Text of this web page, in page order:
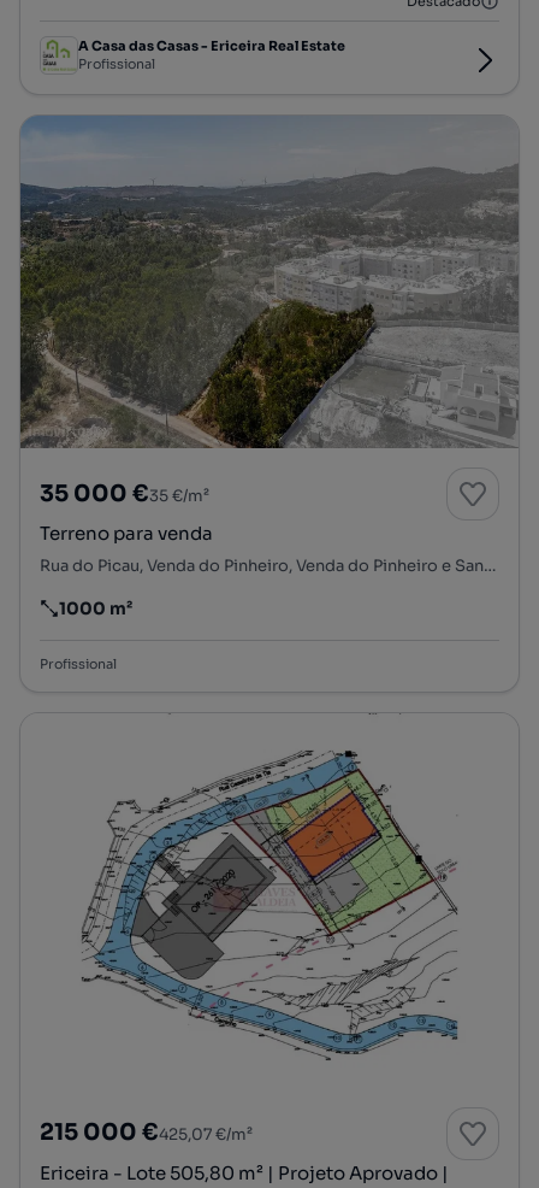
A Casa das Casas - Ericeira Real Estate
Profissional
35 000 €35 €/m²
Terreno para venda
Rua do Picau, Venda do Pinheiro, Venda do Pinheiro e Santo Estêvão das Galés, Mafra, Lisboa
Preço por metro quadrado
1000 m²
Profissional
215 000 €425,07 €/m²
Ericeira - Lote 505,80 m² | Projeto Aprovado |